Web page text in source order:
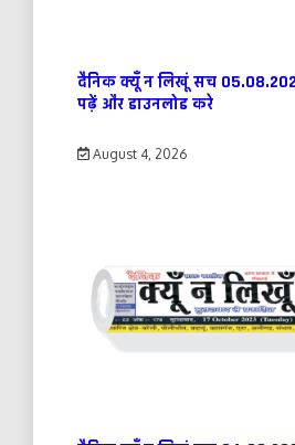
दैनिक क्यूँ न लिखूं सच
पढ़ें और डाउनलोड करे
August 4, 2026